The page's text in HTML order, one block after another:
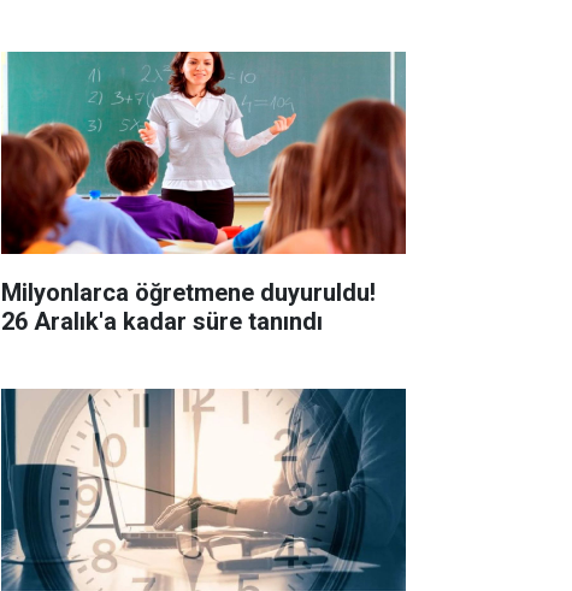
Milyonlarca öğretmene duyuruldu!
26 Aralık'a kadar süre tanındı